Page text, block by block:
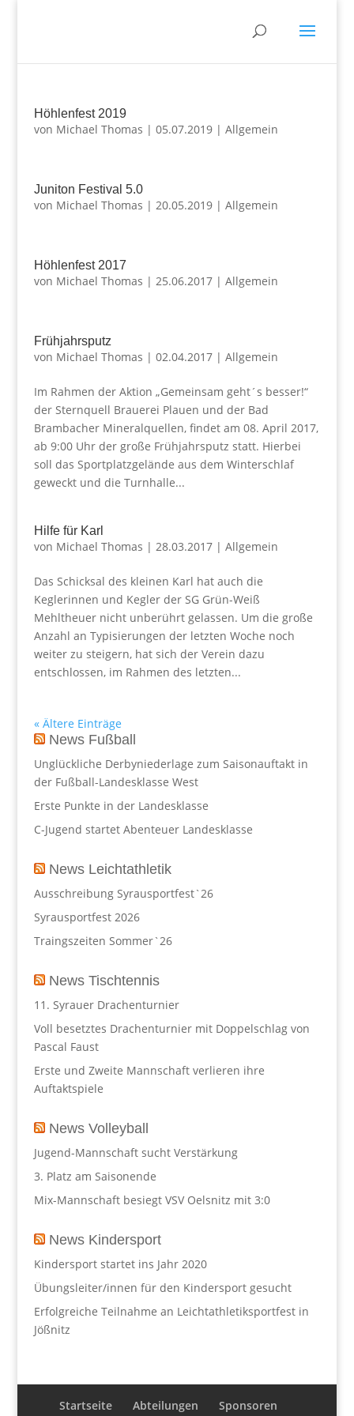
Höhlenfest 2019
von Michael Thomas | 05.07.2019| Allgemein
Juniton Festival 5.0
von Michael Thomas | 20.05.2019| Allgemein
Höhlenfest 2017
von Michael Thomas | 25.06.2017| Allgemein
Frühjahrsputz
von Michael Thomas | 02.04.2017| Allgemein
Im Rahmen der Aktion „Gemeinsam geht´s besser!“
der Sternquell Brauerei Plauen und der Bad
Brambacher Mineralquellen, findet am 08. April 2017,
ab 9:00 Uhr der große Frühjahrsputz statt. Hierbei
soll das Sportplatzgelände aus dem Winterschlaf
geweckt und die Turnhalle...
Hilfe für Karl
von Michael Thomas | 28.03.2017| Allgemein
Das Schicksal des kleinen Karl hat auch die
Keglerinnen und Kegler der SG Grün-Weiß
Mehltheuer nicht unberührt gelassen. Um die große
Anzahl an Typisierungen der letzten Woche noch
weiter zu steigern, hat sich der Verein dazu
entschlossen, im Rahmen des letzten...
« Ältere Einträge
News Fußball
Unglückliche Derbyniederlage zum Saisonauftakt in
der Fußball-Landesklasse West
Erste Punkte in der Landesklasse
C-Jugend startet Abenteuer Landesklasse
News Leichtathletik
Ausschreibung Syrausportfest`26
Syrausportfest 2026
Traingszeiten Sommer`26
News Tischtennis
11. Syrauer Drachenturnier
Voll besetztes Drachenturnier mit Doppelschlag von
Pascal Faust
Erste und Zweite Mannschaft verlieren ihre
Auftaktspiele
News Volleyball
Jugend-Mannschaft sucht Verstärkung
3. Platz am Saisonende
Mix-Mannschaft besiegt VSV Oelsnitz mit 3:0
News Kindersport
Kindersport startet ins Jahr 2020
Übungsleiter/innen für den Kindersport gesucht
Erfolgreiche Teilnahme an Leichtathletiksportfest in
Jößnitz
Startseite Abteilungen Sponsoren